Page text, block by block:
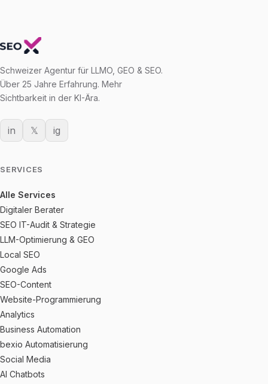
Schweizer Agentur für LLMO, GEO & SEO.
Über 25 Jahre Erfahrung. Mehr
Sichtbarkeit in der KI-Ära.
in 𝕏 ig
SERVICES
Alle Services
Digitaler Berater
SEO IT-Audit & Strategie
LLM-Optimierung & GEO
Local SEO
Google Ads
SEO-Content
Website-Programmierung
Analytics
Business Automation
bexio Automatisierung
Social Media
AI Chatbots